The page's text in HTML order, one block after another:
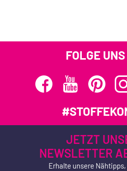
FOLGE
JETZT
NEWSLETTER
Erhalte unsere